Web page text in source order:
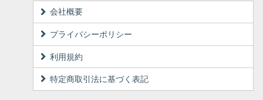
会社概要
プライバシーポリシー
利用規約
特定商取引法に基づく表記